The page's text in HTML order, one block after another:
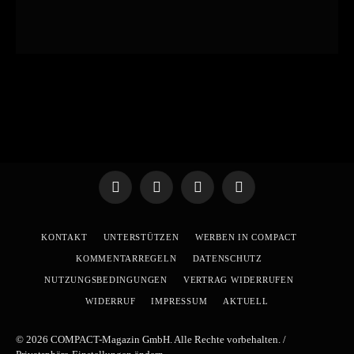
TelegramWhatsApp
X
YouTube
KONTAKT UNTERSTÜTZEN WERBEN IN COMPACT
KOMMENTARREGELN DATENSCHUTZ
NUTZUNGSBEDINGUNGEN VERTRAG WIDERRUFEN
WIDERRUF IMPRESSUM AKTUELL
© 2026 COMPACT-Magazin GmbH. Alle Rechte vorbehalten. /